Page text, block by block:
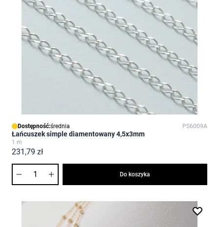
Dostępność:średnia PS6009A
Łańcuszek simple diamentowany 4,5x3mm
1 m
231,79 zł
Do koszyka